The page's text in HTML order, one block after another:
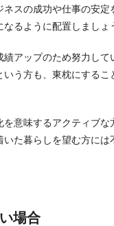
ネスの成功や仕事の安定
るように配置しましょ
績アップのため努力して
いう方も、東枕にするこ
を意味するアクティブな
た暮らしを望む方には
場合